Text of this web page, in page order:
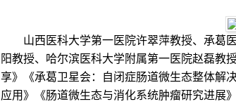
山西医科大学第一医院许翠萍教授、承葛
阳教授、哈尔滨医科大学附属第一医院赵磊教
享》《承葛卫星会：自闭症肠道微生态整体解
应用》《肠道微生态与消化系统肿瘤研究进展